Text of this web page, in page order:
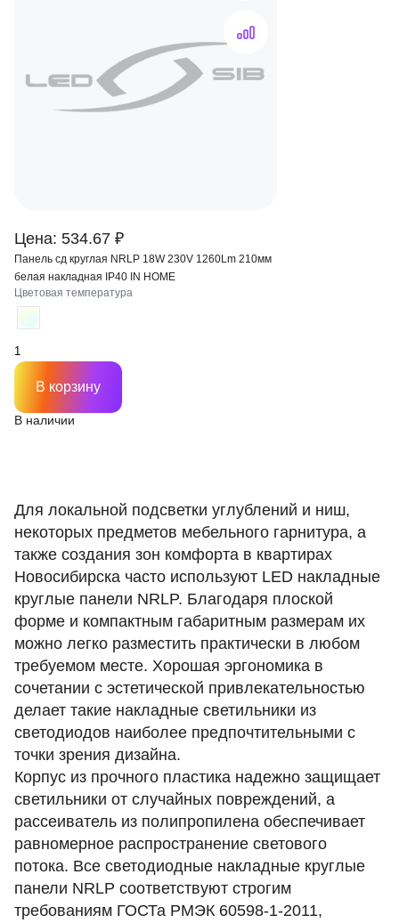
Цена: 534.67 ₽
Панель сд круглая NRLP 18W 230V 1260Lm 210мм
белая накладная IP40 IN HOME
В наличии
Цветовая температура
В корзину
Для локальной подсветки углублений и ниш,
некоторых предметов мебельного гарнитура, а
также создания зон комфорта в квартирах
Новосибирска часто используют LED накладные
круглые панели NRLP. Благодаря плоской
форме и компактным габаритным размерам их
можно легко разместить практически в любом
требуемом месте. Хорошая эргономика в
сочетании с эстетической привлекательностью
делает такие накладные светильники из
светодиодов наиболее предпочтительными с
точки зрения дизайна.
Корпус из прочного пластика надежно защищает
светильники от случайных повреждений, а
рассеиватель из полипропилена обеспечивает
равномерное распространение светового
потока. Все светодиодные накладные круглые
панели NRLP соответствуют строгим
требованиям ГОСТа РМЭК 60598-1-2011,